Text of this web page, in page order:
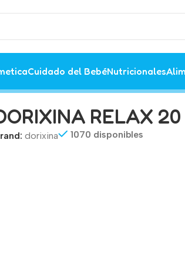
Cuidado del BebéNutricionales
RELAX
dorixina 1070 disponibles